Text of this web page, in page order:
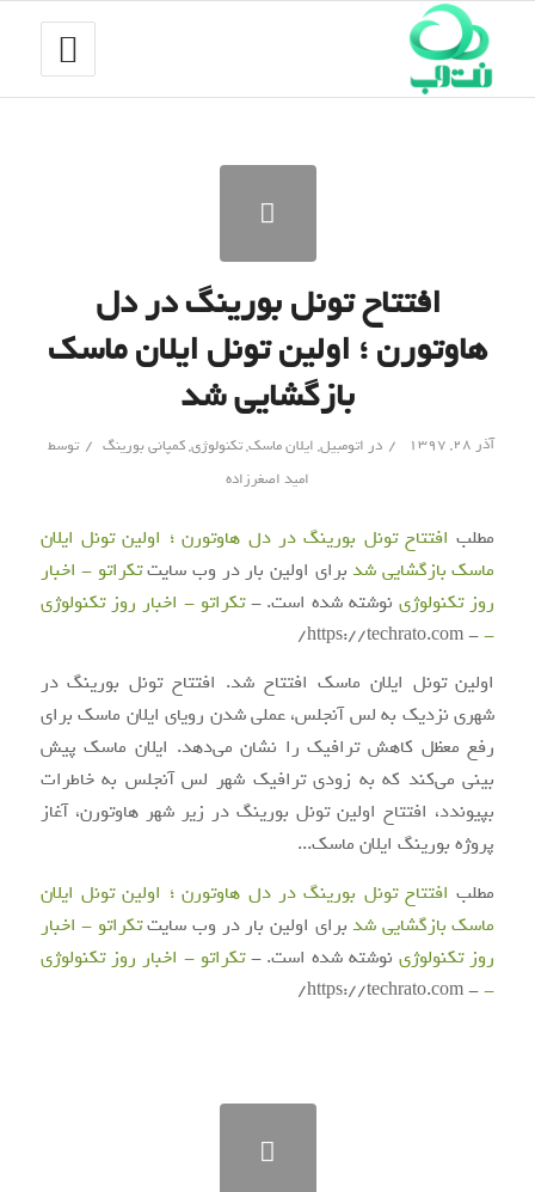
افتتاح تونل بورینگ در دل
هاوتورن ؛ اولین تونل ایلان ماسک
بازگشایی شد
آذر ۲۸, ۱۳۹۷ / در اتومبیل, ایلان ماسک,تکنولوژی,کمپانی بورینگ / توسط
امید اصغرزاده
مطلب افتتاح تونل بورینگ در دل هاوتورن ؛ اولین تونل ایلان
ماسک بازگشایی شدبرای اولین بار در وب سایتتکراتو - اخبار
روز تکنولوژینوشته شده است. -تکراتو - اخبار روز تکنولوژی
-
- https://techrato.com/
اولین تونل ایلان ماسک افتتاح شد. افتتاح تونل بورینگ در
شهری نزدیک به لس آنجلس، عملی شدن رویای ایلان ماسک برای
رفع معظل کاهش ترافیک را نشان می‌دهد. ایلان ماسک پیش
بینی می‌کند که به زودی ترافیک شهر لس آنجلس به خاطرات
بپیوندد، افتتاح اولین تونل بورینگ در زیر شهر هاوتورن، آغاز
پروژه بورینگ ایلان ماسک...
مطلب افتتاح تونل بورینگ در دل هاوتورن ؛ اولین تونل ایلان
ماسک بازگشایی شدبرای اولین بار در وب سایتتکراتو - اخبار
روز تکنولوژینوشته شده است. -تکراتو - اخبار روز تکنولوژی
-
- https://techrato.com/